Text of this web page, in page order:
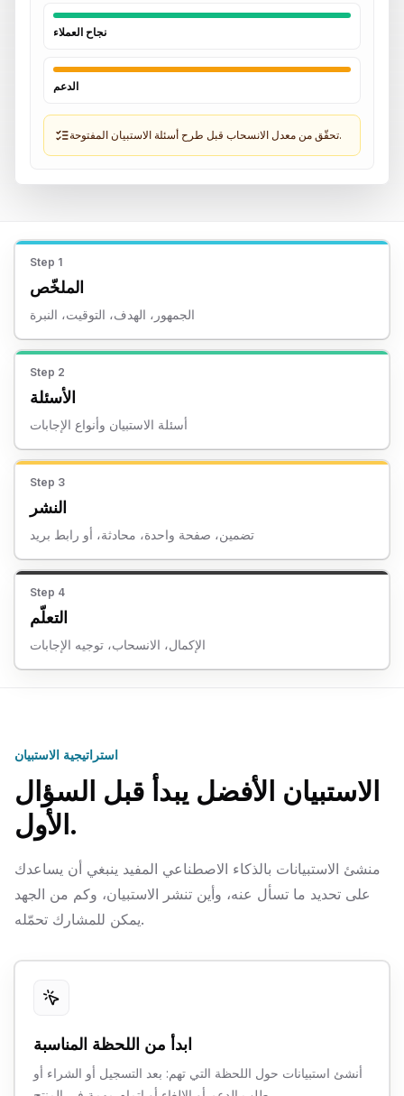
نجاح العملاء
الدعم
تحقّق من معدل الانسحاب قبل طرح أسئلة الاستبيان المفتوحة.
Step 1
الملخّص
الجمهور، الهدف، التوقيت، النبرة
Step 2
الأسئلة
أسئلة الاستبيان وأنواع الإجابات
Step 3
النشر
تضمين، صفحة واحدة، محادثة، أو رابط بريد
Step 4
التعلّم
الإكمال، الانسحاب، توجيه الإجابات
استراتيجية الاستبيان
الاستبيان الأفضل يبدأ قبل السؤال
الأول.
منشئ الاستبيانات بالذكاء الاصطناعي المفيد ينبغي أن يساعدك
على تحديد ما تسأل عنه، وأين تنشر الاستبيان، وكم من الجهد
يمكن للمشارك تحمّله.
ابدأ من اللحظة المناسبة
أنشئ استبيانات حول اللحظة التي تهم: بعد التسجيل أو الشراء أو